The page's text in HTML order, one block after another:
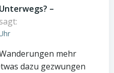
–
sagt:
mehr
dazu gezwungen